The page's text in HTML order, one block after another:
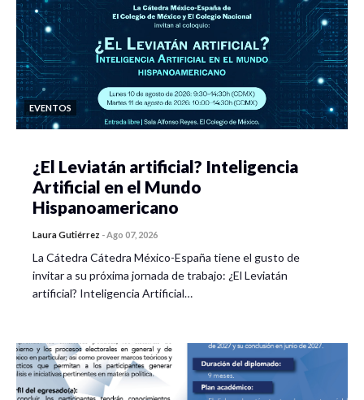
EVENTOS
¿El Leviatán artificial? Inteligencia
Artificial en el Mundo
Hispanoamericano
Laura Gutiérrez -Ago 07, 2026
La Cátedra Cátedra México-España tiene el gusto de
invitar a su próxima jornada de trabajo: ¿El Leviatán
artificial? Inteligencia Artificial…